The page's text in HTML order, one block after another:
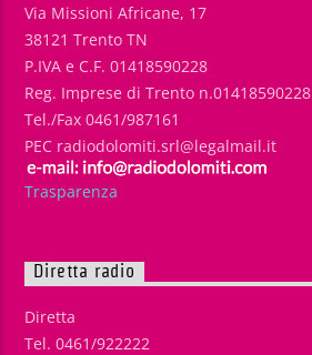
Via Missioni Africane, 17
38121 Trento TN
P.IVA e C.F. 01418590228
Reg. Imprese di Trento n.01418590228
Tel./Fax 0461/987161
PEC radiodolomiti.srl@legalmail.it
Trasparenza
Diretta radio
Diretta
Tel. 0461/922222